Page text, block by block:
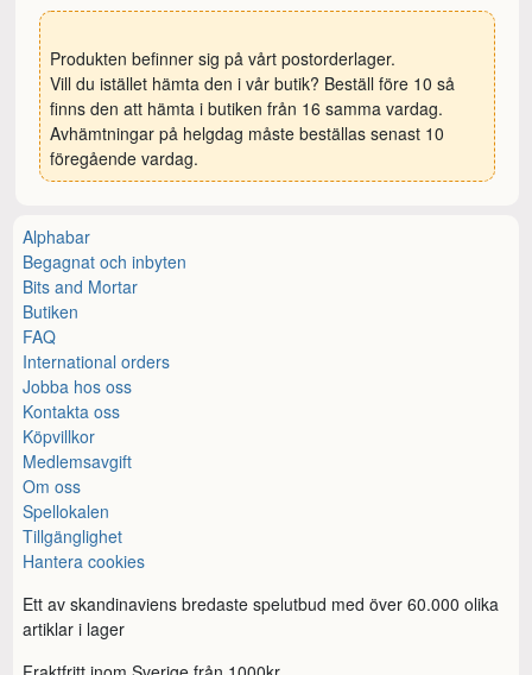
Produkten befinner sig på vårt postorderlager.
Vill du istället hämta den i vår butik? Beställ före 10 så
finns den att hämta i butiken från 16 samma vardag.
Avhämtningar på helgdag måste beställas senast 10
föregående vardag.
Alphabar
Begagnat och inbyten
Bits and Mortar
Butiken
FAQ
International orders
Jobba hos oss
Kontakta oss
Köpvillkor
Medlemsavgift
Om oss
Spellokalen
Tillgänglighet
Hantera cookies
Ett av skandinaviens bredaste spelutbud med över 60.000 olika
artiklar i lager